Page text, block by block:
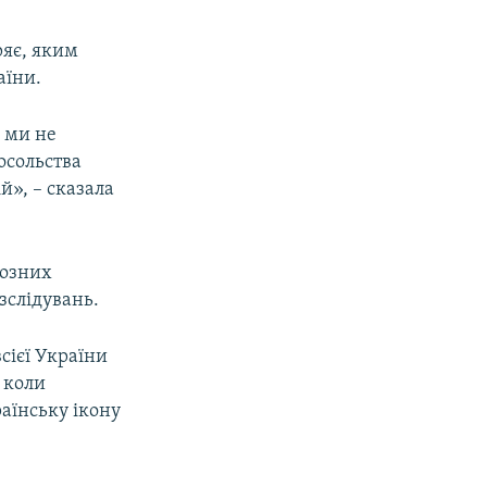
яким
ми не
– сказала
України
коли
ікону